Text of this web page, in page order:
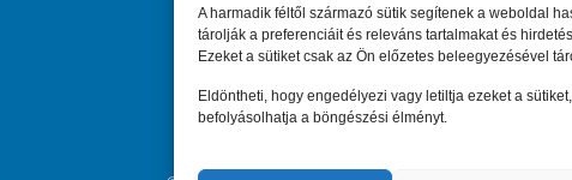
A harmadik féltől származó sütik segítenek a weboldal
tárolják a preferenciáit és releváns tartalmakat és
Ezeket a sütiket csak az Ön előzetes beleegyezésével
Eldöntheti, hogy engedélyezi vagy letiltja ezeket a
befolyásolhatja a böngészési élményt.